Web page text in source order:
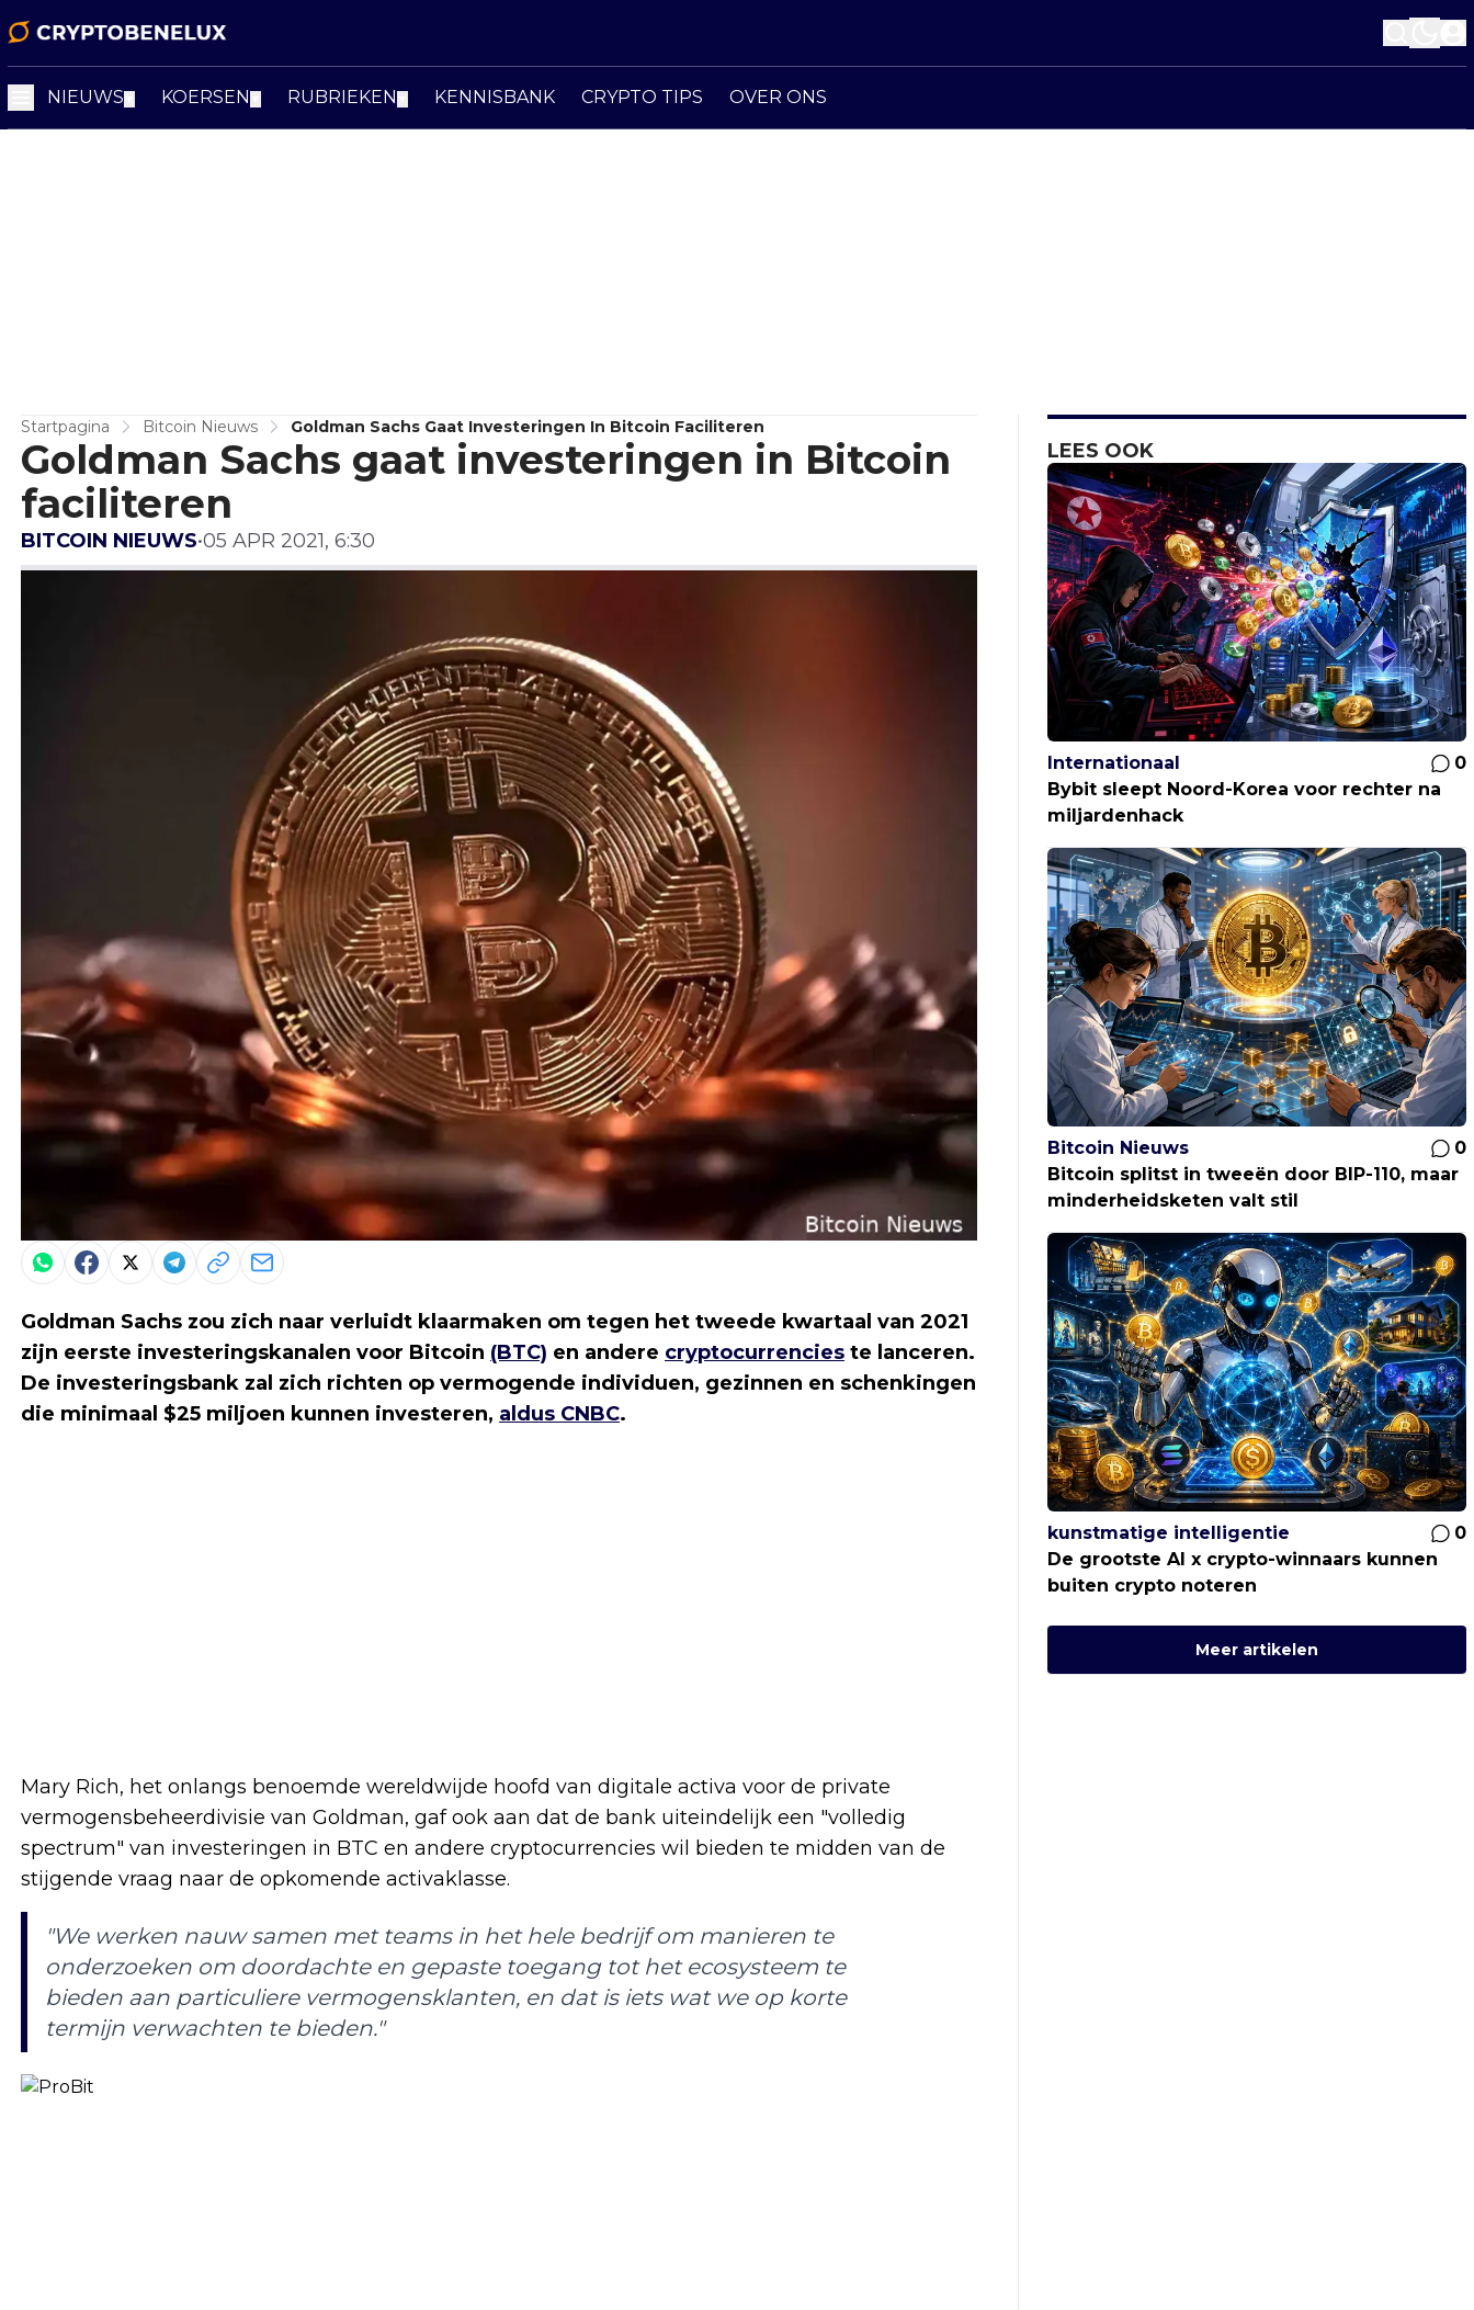
NIEUWS KOERSEN RUBRIEKEN KENNISBANK CRYPTO TIPS OVER ONS
Startpagina Bitcoin Nieuws Goldman Sachs Gaat Investeringen In Bitcoin Faciliteren
Goldman Sachs gaat investeringen in Bitcoin
faciliteren
BITCOIN NIEUWS•05 APR 2021, 6:30
Goldman Sachs zou zich naar verluidt klaarmaken om tegen het tweede kwartaal van 2021
zijn eerste investeringskanalen voor Bitcoin (BTC) en andere cryptocurrencies te lanceren.
De investeringsbank zal zich richten op vermogende individuen, gezinnen en schenkingen
die minimaal $25 miljoen kunnen investeren, aldus CNBC.
Mary Rich, het onlangs benoemde wereldwijde hoofd van digitale activa voor de private
vermogensbeheerdivisie van Goldman, gaf ook aan dat de bank uiteindelijk een "volledig
spectrum" van investeringen in BTC en andere cryptocurrencies wil bieden te midden van de
stijgende vraag naar de opkomende activaklasse.
"We werken nauw samen met teams in het hele bedrijf om manieren te
onderzoeken om doordachte en gepaste toegang tot het ecosysteem te
bieden aan particuliere vermogensklanten, en dat is iets wat we op korte
termijn verwachten te bieden."
LEES OOK
Internationaal
0
Bybit sleept Noord-Korea voor rechter na
miljardenhack
Bitcoin Nieuws
0
Bitcoin splitst in tweeën door BIP-110, maar
minderheidsketen valt stil
kunstmatige intelligentie
0
De grootste AI x crypto-winnaars kunnen
buiten crypto noteren
Meer artikelen